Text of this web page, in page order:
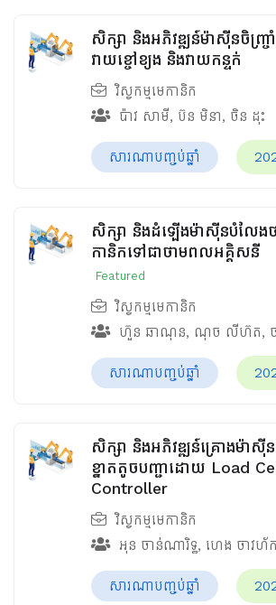
សិក្សា និងអភិវឌ្ឍន៍ម៉ាស៊ីនចិញ្រ្ច
វាយខ្ចៅខ្យង និងវាយកន្ទក់
វិស្វកម្មមេកានិក
ប៉ាវ សាមី, ប៊ន មិនា, ចិន ដុះ
សារណាបញ្ចប់ឆ្នាំ
សិក្សា និងដំឡើងម៉ាស៊ីនបំលែង
កានិកទៅជាថាមពលអគ្គិសនី
Featured
វិស្វកម្មមេកានិក
ហ៊ួន ឆាណុន, ណុច លីហ៊ត,
សារណាបញ្ចប់ឆ្នាំ
សិក្សា និងអភិវឌ្ឍន៍គ្រោងម៉ាស៊ី
ខ្នាតតូចបញ្ជាដោយ Load
Controller
វិស្វកម្មមេកានិក
អុន ចាន់ណារិទ្ធ, ហេង ចាវហ័ក
សារណាបញ្ចប់ឆ្នាំ